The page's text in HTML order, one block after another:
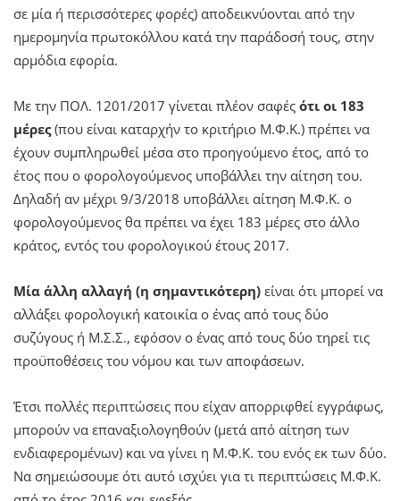
σε μία ή περισσότερες φορές) αποδεικνύονται από την
ημερομηνία πρωτοκόλλου κατά την παράδοσή τους, στην
αρμόδια εφορία.
Με την ΠΟΛ. 1201/2017 γίνεται πλέον σαφές ότι οι 183
μέρες(που είναι καταρχήν το κριτήριο Μ.Φ.Κ.) πρέπει να
έχουν συμπληρωθεί μέσα στο προηγούμενο έτος, από το
έτος που ο φορολογούμενος υποβάλλει την αίτηση του.
Δηλαδή αν μέχρι 9/3/2018 υποβάλλει αίτηση Μ.Φ.Κ. ο
φορολογούμενος θα πρέπει να έχει 183 μέρες στο άλλο
κράτος, εντός του φορολογικού έτους 2017.
Μία άλλη αλλαγή (η σημαντικότερη) είναι ότι μπορεί να
αλλάξει φορολογική κατοικία ο ένας από τους δύο
συζύγους ή Μ.Σ.Σ., εφόσον ο ένας από τους δύο τηρεί τις
προϋποθέσεις του νόμου και των αποφάσεων.
Έτσι πολλές περιπτώσεις που είχαν απορριφθεί εγγράφως,
μπορούν να επαναξιολογηθούν (μετά από αίτηση των
ενδιαφερομένων) και να γίνει η Μ.Φ.Κ. του ενός εκ των δύο.
Να σημειώσουμε ότι αυτό ισχύει για τι περιπτώσεις Μ.Φ.Κ.